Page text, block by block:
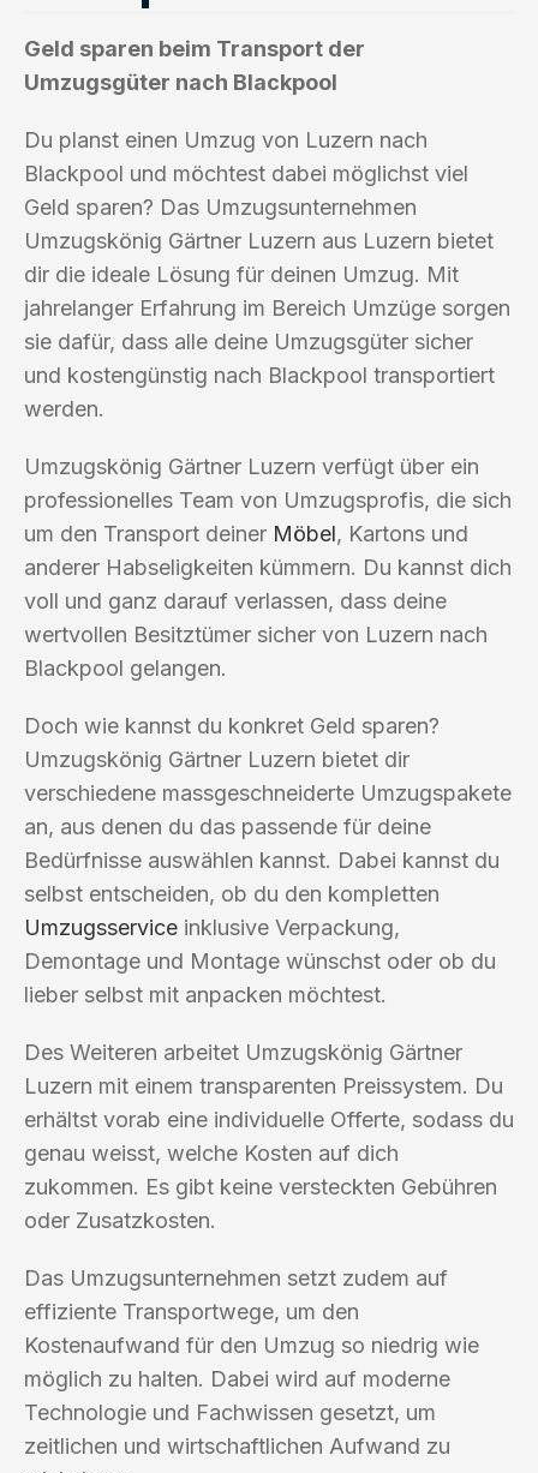
Geld sparen beim Transport der
Umzugsgüter nach Blackpool
Du planst einen Umzug von Luzern nach
Blackpool und möchtest dabei möglichst viel
Geld sparen? Das Umzugsunternehmen
Umzugskönig Gärtner Luzern aus Luzern bietet
dir die ideale Lösung für deinen Umzug. Mit
jahrelanger Erfahrung im Bereich Umzüge sorgen
sie dafür, dass alle deine Umzugsgüter sicher
und kostengünstig nach Blackpool transportiert
werden.
Umzugskönig Gärtner Luzern verfügt über ein
professionelles Team von Umzugsprofis, die sich
um den Transport deiner Möbel, Kartons und
anderer Habseligkeiten kümmern. Du kannst dich
voll und ganz darauf verlassen, dass deine
wertvollen Besitztümer sicher von Luzern nach
Blackpool gelangen.
Doch wie kannst du konkret Geld sparen?
Umzugskönig Gärtner Luzern bietet dir
verschiedene massgeschneiderte Umzugspakete
an, aus denen du das passende für deine
Bedürfnisse auswählen kannst. Dabei kannst du
selbst entscheiden, ob du den kompletten
Umzugsservice inklusive Verpackung,
Demontage und Montage wünschst oder ob du
lieber selbst mit anpacken möchtest.
Des Weiteren arbeitet Umzugskönig Gärtner
Luzern mit einem transparenten Preissystem. Du
erhältst vorab eine individuelle Offerte, sodass du
genau weisst, welche Kosten auf dich
zukommen. Es gibt keine versteckten Gebühren
oder Zusatzkosten.
Das Umzugsunternehmen setzt zudem auf
effiziente Transportwege, um den
Kostenaufwand für den Umzug so niedrig wie
möglich zu halten. Dabei wird auf moderne
Technologie und Fachwissen gesetzt, um
zeitlichen und wirtschaftlichen Aufwand zu